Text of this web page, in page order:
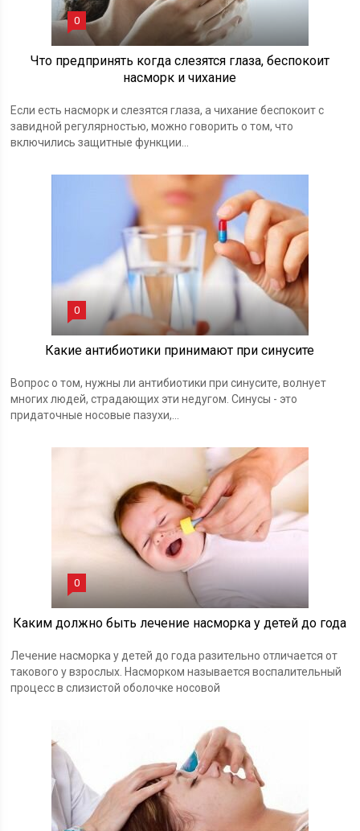
0
Что предпринять когда слезятся глаза, беспокоит
насморк и чихание
Если есть насморк и слезятся глаза, а чихание беспокоит с
завидной регулярностью, можно говорить о том, что
включились защитные функции...
0
Какие антибиотики принимают при синусите
Вопрос о том, нужны ли антибиотики при синусите, волнует
многих людей, страдающих эти недугом. Синусы - это
придаточные носовые пазухи,...
0
Каким должно быть лечение насморка у детей до года
Лечение насморка у детей до года разительно отличается от
такового у взрослых. Насморком называется воспалительный
процесс в слизистой оболочке носовой